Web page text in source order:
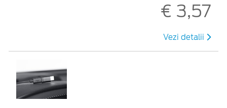
€ 3,57
Vezi detalii